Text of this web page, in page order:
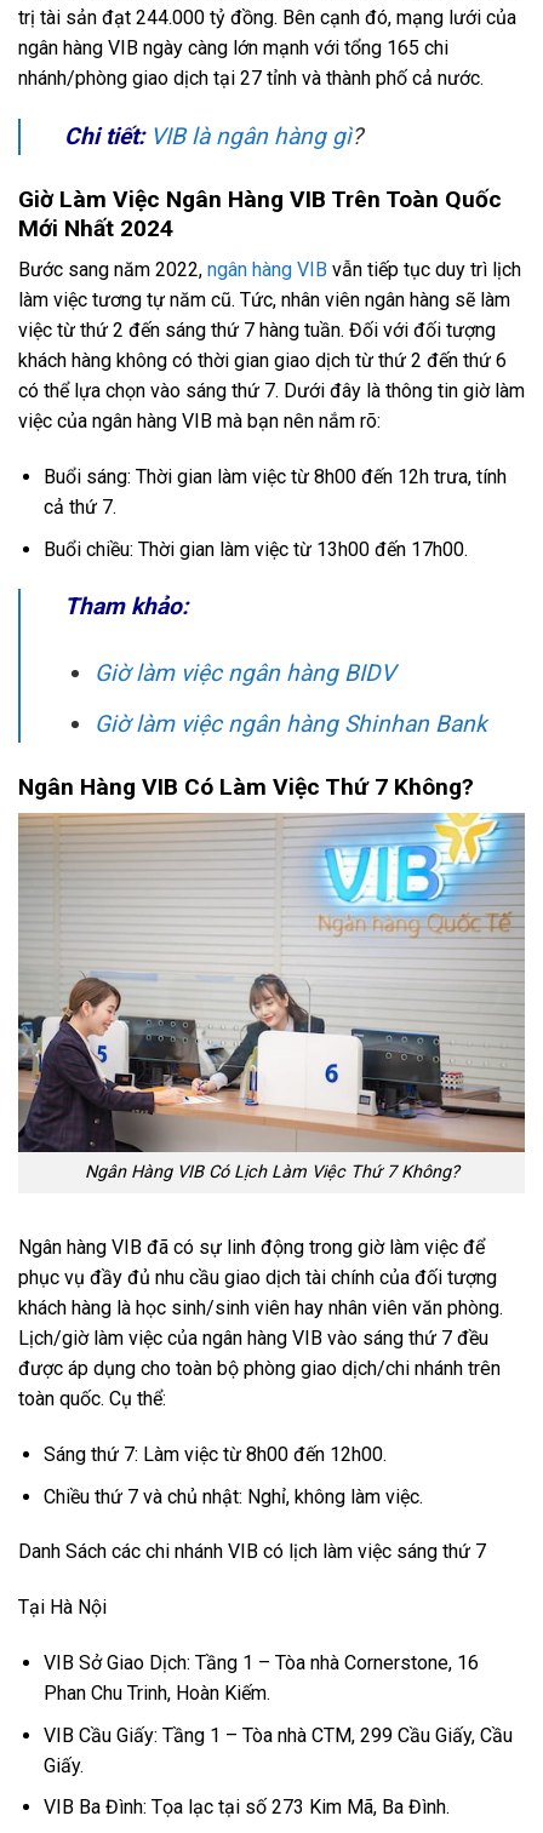
trị tài sản đạt 244.000 tỷ đồng. Bên cạnh đó, mạng lưới của
ngân hàng VIB ngày càng lớn mạnh với tổng 165 chi
nhánh/phòng giao dịch tại 27 tỉnh và thành phố cả nước.
Chi tiết: VIB là ngân hàng gì?
Giờ Làm Việc Ngân Hàng VIB Trên Toàn Quốc
Mới Nhất 2024
Bước sang năm 2022, ngân hàng VIB vẫn tiếp tục duy trì lịch
làm việc tương tự năm cũ. Tức, nhân viên ngân hàng sẽ làm
việc từ thứ 2 đến sáng thứ 7 hàng tuần. Đối với đối tượng
khách hàng không có thời gian giao dịch từ thứ 2 đến thứ 6
có thể lựa chọn vào sáng thứ 7. Dưới đây là thông tin giờ làm
việc của ngân hàng VIB mà bạn nên nắm rõ:
Buổi sáng: Thời gian làm việc từ 8h00 đến 12h trưa, tính
cả thứ 7.
Buổi chiều: Thời gian làm việc từ 13h00 đến 17h00.
Tham khảo:
Giờ làm việc ngân hàng BIDV
Giờ làm việc ngân hàng Shinhan Bank
Ngân Hàng VIB Có Làm Việc Thứ 7 Không?
Ngân Hàng VIB Có Lịch Làm Việc Thứ 7 Không?
Ngân hàng VIB đã có sự linh động trong giờ làm việc để
phục vụ đầy đủ nhu cầu giao dịch tài chính của đối tượng
khách hàng là học sinh/sinh viên hay nhân viên văn phòng.
Lịch/giờ làm việc của ngân hàng VIB vào sáng thứ 7 đều
được áp dụng cho toàn bộ phòng giao dịch/chi nhánh trên
toàn quốc. Cụ thể:
Sáng thứ 7: Làm việc từ 8h00 đến 12h00.
Chiều thứ 7 và chủ nhật: Nghỉ, không làm việc.
Danh Sách các chi nhánh VIB có lịch làm việc sáng thứ 7
Tại Hà Nội
VIB Sở Giao Dịch: Tầng 1 – Tòa nhà Cornerstone, 16
Phan Chu Trinh, Hoàn Kiếm.
VIB Cầu Giấy: Tầng 1 – Tòa nhà CTM, 299 Cầu Giấy, Cầu
Giấy.
VIB Ba Đình: Tọa lạc tại số 273 Kim Mã, Ba Đình.